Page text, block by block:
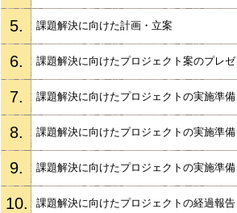
5. 課題解決に向けた計画・立案
6. 課題解決に向けたプロジェクト案のプレ
7. 課題解決に向けたプロジェクトの実施準
8. 課題解決に向けたプロジェクトの実施準
9. 課題解決に向けたプロジェクトの実施準
10. 課題解決に向けたプロジェクトの経過報